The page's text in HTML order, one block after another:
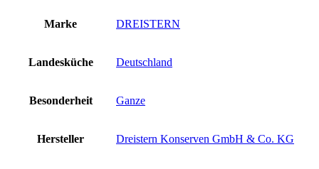
Marke ‎DREISTERN
Landesküche ‎Deutschland
Besonderheit ‎Ganze
Hersteller ‎Dreistern Konserven GmbH & Co. KG